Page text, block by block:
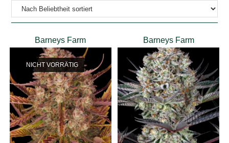
Barneys Farm
NICHT VORRÄTIG
Barneys Farm